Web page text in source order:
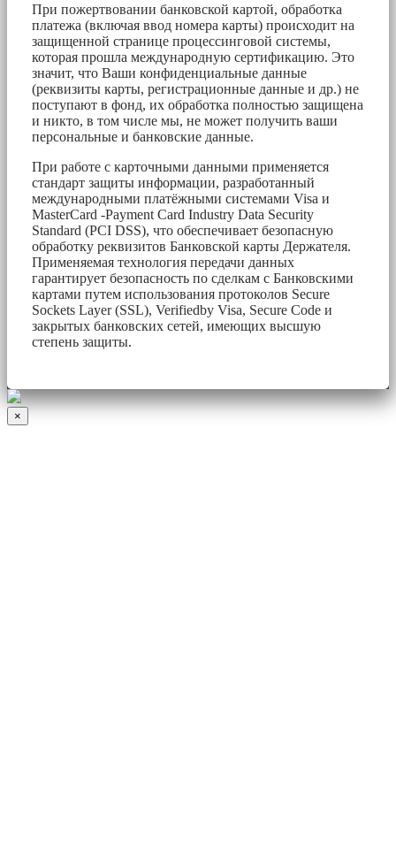
При пожертвовании банковской картой, обработка
платежа (включая ввод номера карты) происходит на
защищенной странице процессинговой системы,
которая прошла международную сертификацию. Это
значит, что Ваши конфиденциальные данные
(реквизиты карты, регистрационные данные и др.) не
поступают в фонд, их обработка полностью защищена
и никто, в том числе мы, не может получить ваши
персональные и банковские данные.
При работе с карточными данными применяется
стандарт защиты информации, разработанный
международными платёжными системами Visa и
MasterCard -Payment Card Industry Data Security
Standard (PCI DSS), что обеспечивает безопасную
обработку реквизитов Банковской карты Держателя.
Применяемая технология передачи данных
гарантирует безопасность по сделкам с Банковскими
картами путем использования протоколов Secure
Sockets Layer (SSL), Verifiedby Visa, Secure Code и
закрытых банковских сетей, имеющих высшую
степень защиты.
×